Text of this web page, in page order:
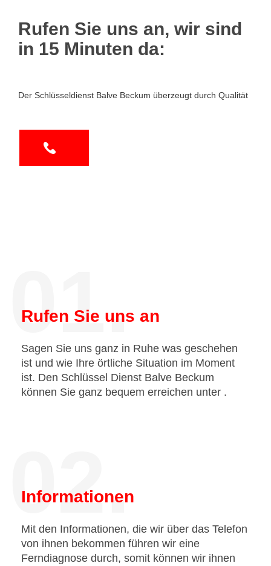
Rufen Sie uns an, wir sind
in 15 Minuten da:
Der Schlüsseldienst Balve Beckum überzeugt durch Qualität
01.
Rufen Sie uns an
Sagen Sie uns ganz in Ruhe was geschehen
ist und wie Ihre örtliche Situation im Moment
ist. Den Schlüssel Dienst Balve Beckum
können Sie ganz bequem erreichen unter .
02.
Informationen
Mit den Informationen, die wir über das Telefon
von ihnen bekommen führen wir eine
Ferndiagnose durch, somit können wir ihnen